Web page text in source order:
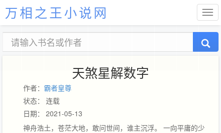
万相之王小说网
天煞星解数字
作者： 霸者皇尊
状态： 连载
日期： 2021-05-13
神舟浩土，苍茫大地，敢问世间，谁主沉浮。 一向平庸的少